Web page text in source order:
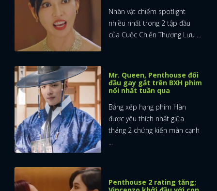
Nhân vật chiếm spotlight
nhiều nhất trong 2 tập đầu
của Cuộc Chiến Thượng Lưu ...
Mr. Queen, Penthouse đối
đầu gay gắt trên BXH phim
nổi nhất tuần qua
Bảng xếp hạng phim Hàn
được yêu thích nhất giữa
tháng 2 chứng kiến màn cạnh
Penthouse 2 rating tăng;